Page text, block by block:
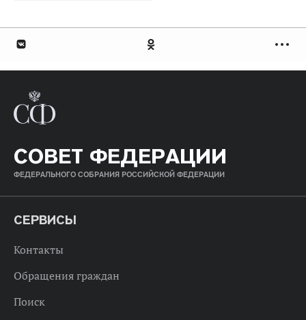
СОВЕТ ФЕДЕРАЦИИ
ФЕДЕРАЛЬНОГО СОБРАНИЯ РОССИЙСКОЙ ФЕДЕРАЦИИ
СЕРВИСЫ
Контакты
Обращения граждан
Поиск